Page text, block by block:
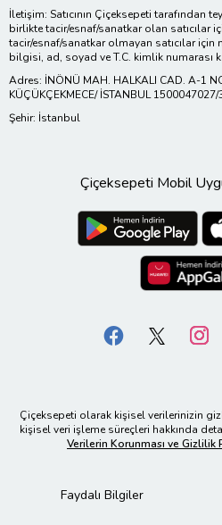
İletişim: Satıcının Çiçeksepeti tarafından
birlikte tacir/esnaf/sanatkar olan satıcılar
tacir/esnaf/sanatkar olmayan satıcılar
bilgisi, ad, soyad ve T.C. kimlik numarası
Adres: İNÖNÜ MAH. HALKALI CAD. A-1
KÜÇÜKÇEKMECE/ İSTANBUL
Şehir: İstanbul
Çiçeksepeti Mobil
Çiçeksepeti olarak kişisel verilerinizin
kişisel veri işleme süreçleri hakkında
Verilerin Korunması ve Gizlilik
Faydalı Bilgiler